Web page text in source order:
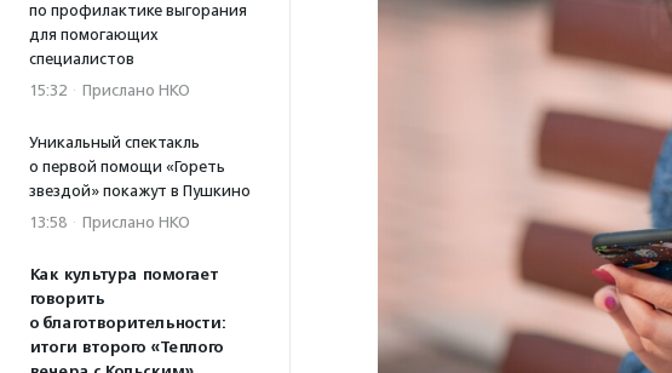
по профилактике выгорания
для помогающих
специалистов
15:32 · Прислано НКО
Уникальный спектакль
о первой помощи «Гореть
звездой» покажут в Пушкино
13:58 · Прислано НКО
Как культура помогает
говорить
о благотворительности:
итоги второго «Теплого